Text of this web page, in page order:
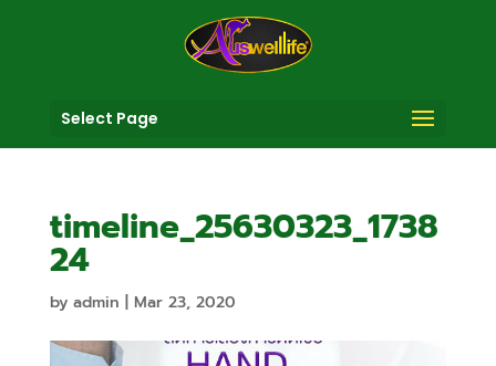
Select Page
timeline_25630323_1738
24
by admin Mar 23, 2020